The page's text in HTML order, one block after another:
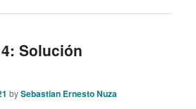
Solución
bySebastian Ernesto Nuza